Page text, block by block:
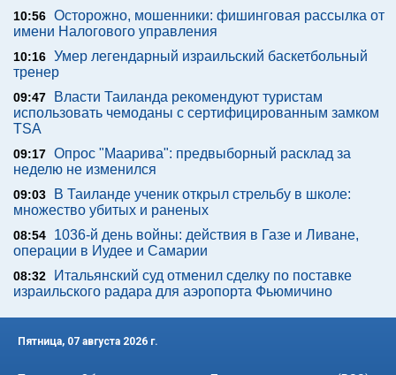
10:56 Осторожно, мошенники: фишинговая рассылка от
имени Налогового управления
10:16 Умер легендарный израильский баскетбольный
тренер
09:47
Власти Таиланда рекомендуют туристам
использовать чемоданы с сертифицированным замком
TSA
09:17 Опрос "Mаарива": предвыборный расклад за
неделю не изменился
09:03
В Таиланде ученик открыл стрельбу в школе:
множество убитых и раненых
08:54
1036-й день войны: действия в Газе и Ливане,
операции в Иудее и Самарии
08:32
Итальянский суд отменил сделку по поставке
израильского радара для аэропорта Фьюмичино
Пятница, 07 августа 2026 г.